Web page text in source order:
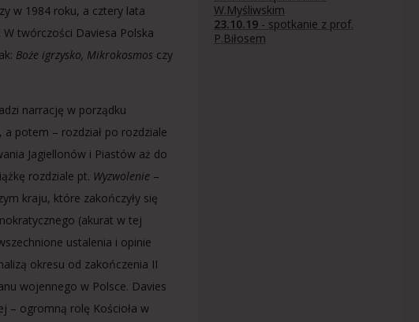
w 1984 roku, a cztery lata
twórczości Daviesa Polska
Boże igrzysko, Mikrokosmos czy
narrację w porządku
potem – rozdział po rozdziale
Jagiellonów i Piastów aż do
rozdziale pt. Wyzwolenie –
kraju, które zakończyły się
(akurat w tej
ustalenia i opinie
okresu od zakończenia II
wojennego w Polsce. Davies
– ogromną rolę Kościoła w
W.Myśliwskim
23.10.19 - spotkanie z prof.
P.Biłosem